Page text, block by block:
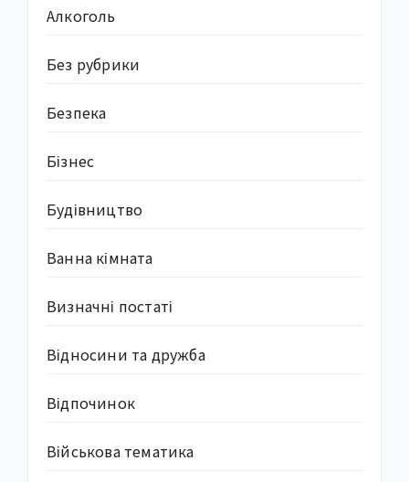
Алкоголь
Без рубрики
Безпека
Бізнес
Будівництво
Ванна кімната
Визначні постаті
Відносини та дружба
Відпочинок
Військова тематика